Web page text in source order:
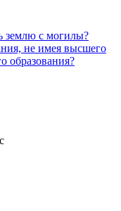
землю с могилы?
не имея высшего
образования?